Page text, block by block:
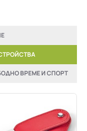
ВРЕМЕ И СПОРТ